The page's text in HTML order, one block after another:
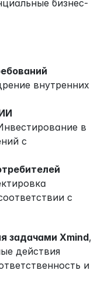
бизнес-
внутренних
в
с
с
задачами Xmind,
действия
и